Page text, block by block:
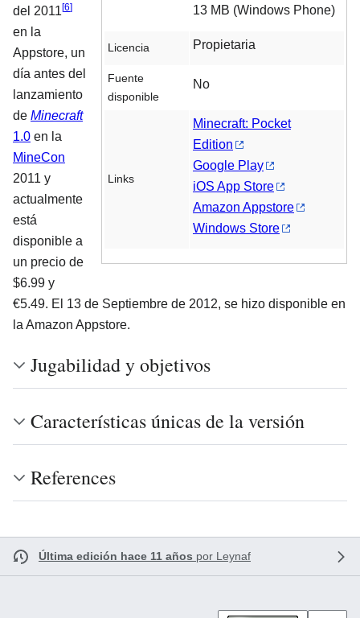
13 MB (Windows Phone)
Licencia Propietaria
Fuente
disponible
No
Links
Minecraft: Pocket
Edition
Google Play
iOS App Store
Amazon Appstore
Windows Store
del 2011[6]
en la
Appstore, un
día antes del
lanzamiento
de Minecraft
1.0 en la
MineCon
2011 y
actualmente
está
disponible a
un precio de
$6.99 y
€5.49. El 13 de Septiembre de 2012, se hizo disponible en
la Amazon Appstore.
Jugabilidad y objetivos
Características únicas de la versión
References
Última edición hace 11 años por Leynaf